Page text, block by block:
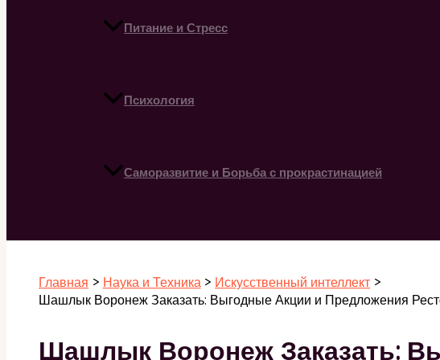
Питание и Стресс
Психология
Саморазвитие и Борьба с прокрастинацией
Главная Наука и Техника
Искусственный интеллект
Шашлык Воронеж Заказать: Выгодные Акции и Предложения
Шашлык Воронеж Заказать: